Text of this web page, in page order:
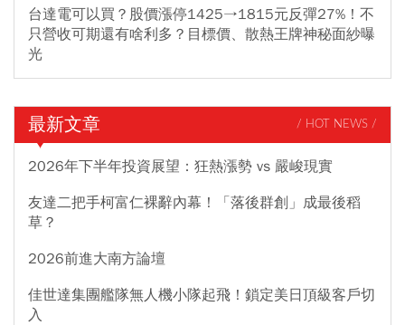
台達電可以買？股價漲停1425→1815元反彈27%！不
只營收可期還有啥利多？目標價、散熱王牌神秘面紗曝
光
最新文章 / HOT NEWS /
2026年下半年投資展望：狂熱漲勢 vs 嚴峻現實
友達二把手柯富仁裸辭內幕！「落後群創」成最後稻
草？
2026前進大南方論壇
佳世達集團艦隊無人機小隊起飛！鎖定美日頂級客戶切
入